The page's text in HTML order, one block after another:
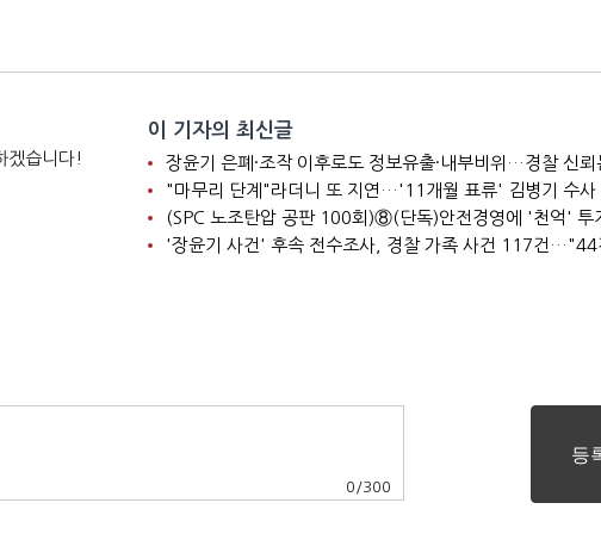
겠습니다!
이 기자의 최신글
"마무리 단계"라더니 또 지연…'11개월 표류' 김병기 수사
0 /300